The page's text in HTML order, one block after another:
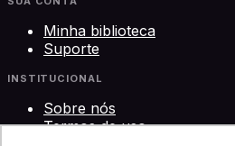
Minha biblioteca
Suporte
INSTITUCIONAL
Sobre nós
Termos de uso